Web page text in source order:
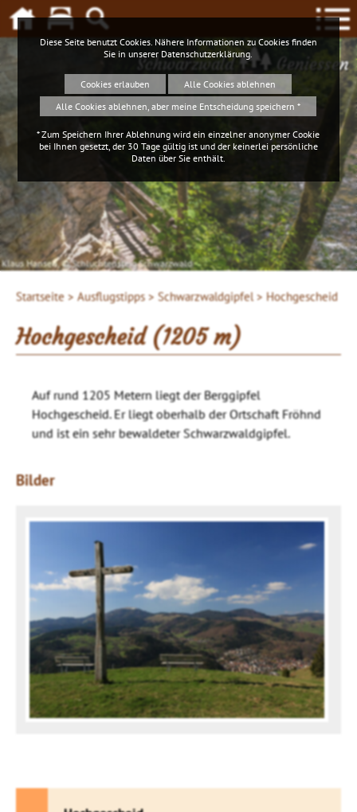
Schwarzwald Geniessen
Klaus Hansen, © Schluchtensteig Schwarzwald
Startseite > Ausflugstipps > Schwarzwaldgipfel > Hochgescheid
Hochgescheid (1205 m)
Auf rund 1205 Metern liegt der Berggipfel
Hochgescheid. Er liegt oberhalb der Ortschaft Fröhnd
und ist ein sehr bewaldeter Schwarzwaldgipfel.
Bilder
Diese Seite benutzt Cookies. Nähere Informationen zu Cookies finden
Sie in unserer Datenschutzerklärung.
Cookies erlauben
Alle Cookies ablehnen
Alle Cookies ablehnen, aber meine Entscheidung speichern *
* Zum Speichern Ihrer Ablehnung wird ein einzelner anonymer Cookie
bei Ihnen gesetzt, der 30 Tage gültig ist und der keinerlei persönliche
Daten über Sie enthält.